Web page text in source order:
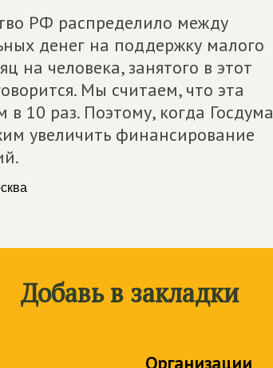
РФ распределило между
денег на поддержку малого
на человека, занятого в этот
Мы считаем, что эта
10 раз. Поэтому, когда Госдума
увеличить финансирование
Добавь в закладки
Организации